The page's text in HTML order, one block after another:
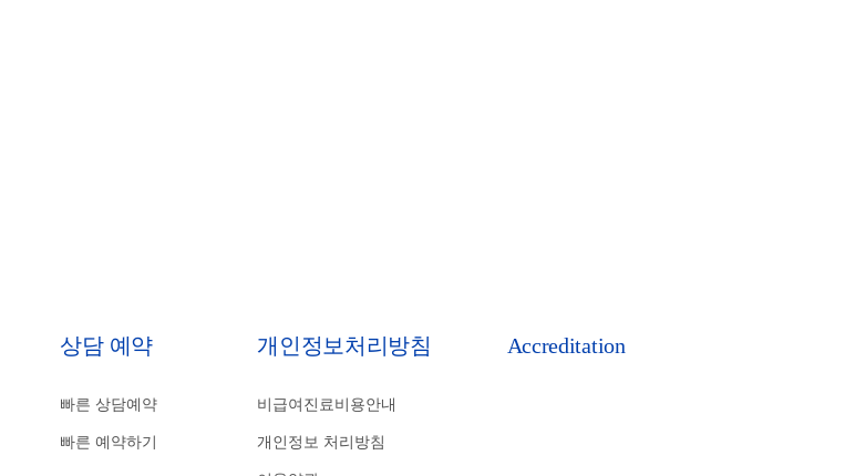
상담 예약
빠른 상담예약
빠른 예약하기
개인정보처리방침
비급여진료비용안내
개인정보 처리방침
Accreditation